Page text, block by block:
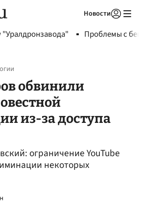
Новости
"Уралдронзавода" Проблемы с
обвинили
из-за доступа
ограничение YouTube
некоторых